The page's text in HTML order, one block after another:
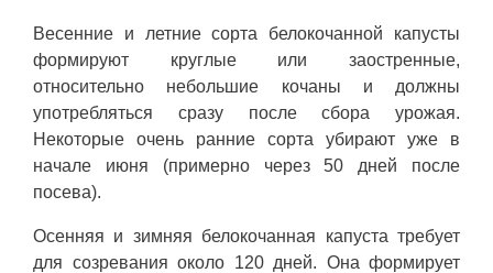
Весенние и летние сорта белокочанной капусты
формируют круглые или заостренные,
относительно небольшие кочаны и должны
употребляться сразу после сбора урожая.
Некоторые очень ранние сорта убирают уже в
начале июня (примерно через 50 дней после
посева).
Осенняя и зимняя белокочанная капуста требует
для созревания около 120 дней. Она формирует